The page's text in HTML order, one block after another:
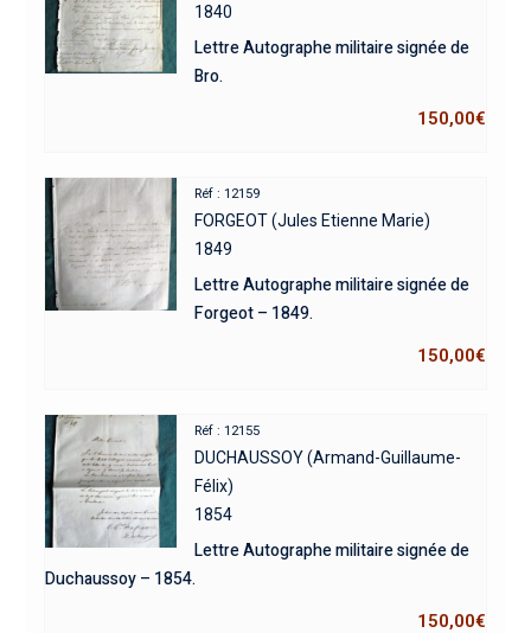
1840
Lettre Autographe militaire signée de
Bro.
150,00€
Réf : 12159
FORGEOT (Jules Etienne Marie)
1849
Lettre Autographe militaire signée de
Forgeot – 1849.
150,00€
Réf : 12155
DUCHAUSSOY (Armand-Guillaume-
Félix)
1854
Lettre Autographe militaire signée de
Duchaussoy – 1854.
150,00€